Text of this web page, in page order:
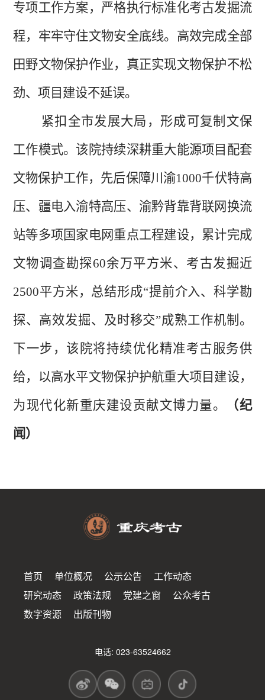
专项工作方案，严格执行标准化考古发掘流
程，牢牢守住文物安全底线。高效完成全部
田野文物保护作业，真正实现文物保护不松
劲、项目建设不延误。
紧扣全市发展大局，形成可复制文保
工作模式。该院持续深耕重大能源项目配套
文物保护工作，先后保障川渝1000千伏特高
压、疆电入渝特高压、渝黔背靠背联网换流
站等多项国家电网重点工程建设，累计完成
文物调查勘探60余万平方米、考古发掘近
2500平方米，总结形成“提前介入、科学勘
探、高效发掘、及时移交”成熟工作机制。
下一步，该院将持续优化精准考古服务供
给，以高水平文物保护护航重大项目建设，
为现代化新重庆建设贡献文博力量。
（纪
闻）
首页 单位概况 公示公告
工作动态
研究动态
政策法规 党建之窗
公众考古
数字资源
出版刊物
电话: 023-63524662